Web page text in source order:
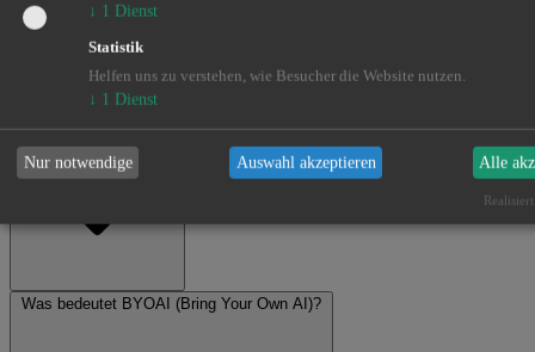
Pricing & Billing
Was bedeutet BYOAI (Bring Your Own AI)?
↓ 1 Dienst
Statistik
Helfen uns zu verstehen, wie Besucher die Website nutzen.
↓ 1 Dienst
Nur notwendige Auswahl akzeptieren Alle